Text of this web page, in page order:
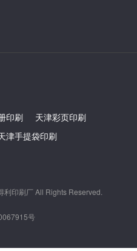
印刷
天津彩页印刷
津手提袋印刷
印刷厂 All Rights Reserved.
号